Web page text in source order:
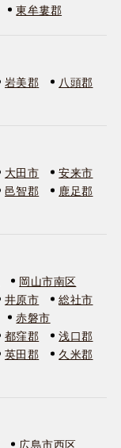
東牟婁郡
岩美郡
八頭郡
大田市
安来市
邑智郡
鹿足郡
岡山市南区
井原市
総社市
赤磐市
都窪郡
浅口郡
英田郡
久米郡
広島市西区